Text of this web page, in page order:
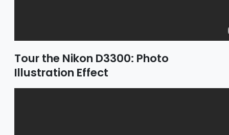
Tour the Nikon D3300: Photo
Illustration Effect